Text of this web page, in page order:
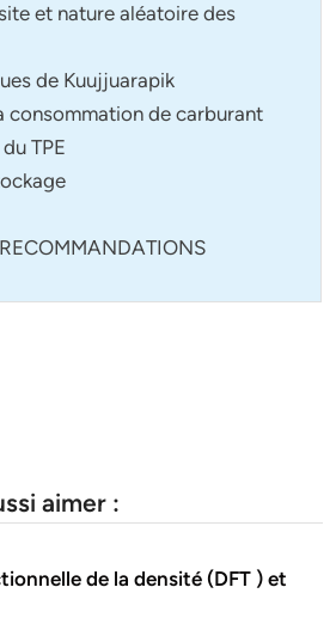
et nature aléatoire des
de Kuujjuarapik
consommation de carburant
TPE
aimer :
de la densité (DFT ) et